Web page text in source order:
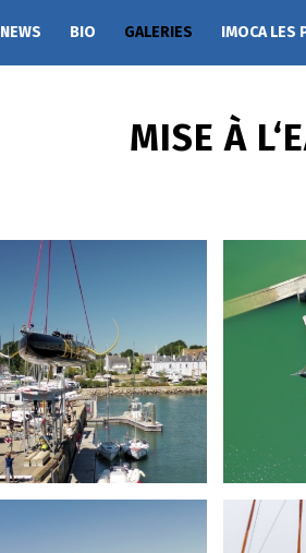
NEWS BIO GALERIES IMOCA LES
MISE À